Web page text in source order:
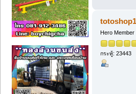
totoshop1
Hero Member
กระทู้: 23443